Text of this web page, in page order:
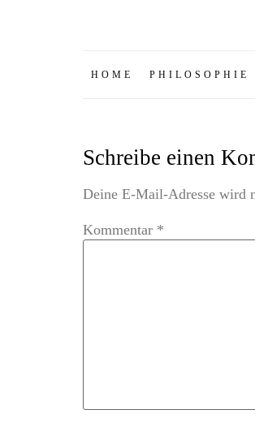
HOME PHILOSOPHIE
Schreibe einen
Deine E-Mail-Adresse wird
Kommentar *